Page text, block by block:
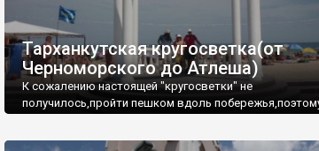
Тарханкутская кругосветка(от
Черноморского до Атлеша)
К сожалению настоящей "кругосветки" не
получилось,пройти пешком вдоль